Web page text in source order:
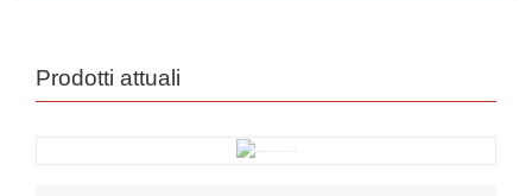
Prodotti attuali